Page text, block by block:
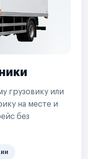
грузовику или
на месте и
без